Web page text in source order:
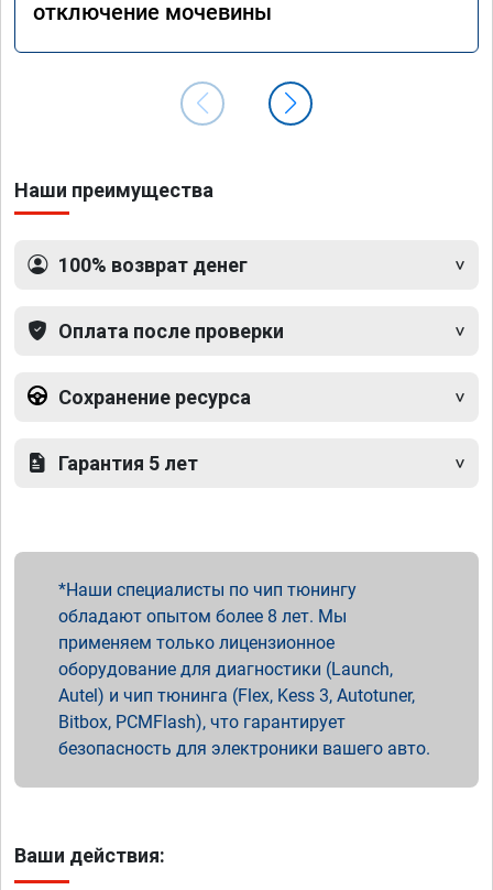
отключение мочевины
Наши преимущества
100% возврат денег
Оплата после проверки
Сохранение ресурса
Гарантия 5 лет
Наши специалисты по чип тюнингу
обладают опытом более 8 лет. Мы
применяем только лицензионное
оборудование для диагностики (Launch,
Autel) и чип тюнинга (Flex, Kess 3, Autotuner,
Bitbox, PCMFlash), что гарантирует
безопасность для электроники вашего авто.
Ваши действия: